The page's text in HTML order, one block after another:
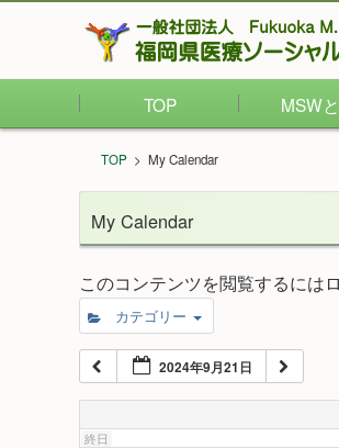
TOP MSW
TOP > My Calendar
My Calendar
このコンテンツを閲覧するには
カテゴリー
2024年9月21日
終日
02:00
03:00
04:00
06:00